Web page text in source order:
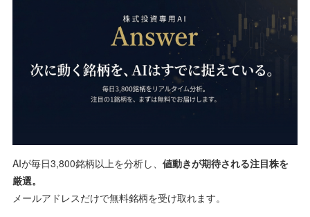
AIが毎日3,800銘柄以上を分析し、 値動きが期待される注目株を
厳選。
メールアドレスだけで無料銘柄を受け取れます。